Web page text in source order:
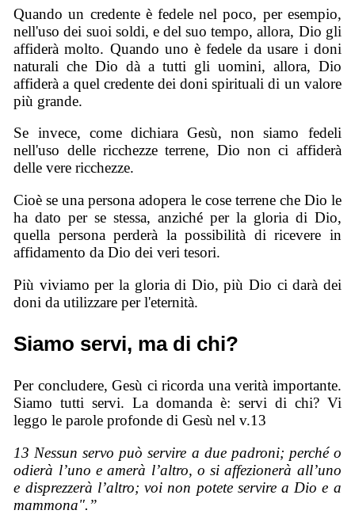
Quando un credente è fedele nel poco, per esempio,
nell'uso dei suoi soldi, e del suo tempo, allora, Dio gli
affiderà molto. Quando uno è fedele da usare i doni
naturali che Dio dà a tutti gli uomini, allora, Dio
affiderà a quel credente dei doni spirituali di un valore
più grande.
Se invece, come dichiara Gesù, non siamo fedeli
nell'uso delle ricchezze terrene, Dio non ci affiderà
delle vere ricchezze.
Cioè se una persona adopera le cose terrene che Dio le
ha dato per se stessa, anziché per la gloria di Dio,
quella persona perderà la possibilità di ricevere in
affidamento da Dio dei veri tesori.
Più viviamo per la gloria di Dio, più Dio ci darà dei
doni da utilizzare per l'eternità.
Siamo servi, ma di chi?
Per concludere, Gesù ci ricorda una verità importante.
Siamo tutti servi. La domanda è: servi di chi? Vi
leggo le parole profonde di Gesù nel v.13
13 Nessun servo può servire a due padroni; perché o
odierà l’uno e amerà l’altro, o si affezionerà all’uno
e disprezzerà l’altro; voi non potete servire a Dio e a
mammona".”